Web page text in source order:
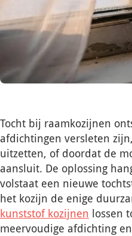
Tocht bij raamkozijnen
afdichtingen versleten
uitzetten, of doordat de
aansluit. De oplossing
volstaat een nieuwe
het kozijn de enige
kunststof kozijnen lossen
meervoudige afdichting